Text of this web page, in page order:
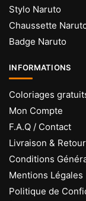
Stylo Naruto
Chaussette
Badge Naruto
INFORMATIONS
Coloriages
Mon Compte
F.A.Q / Contact
Livraison &
Conditions
Mentions Légales
Politique de